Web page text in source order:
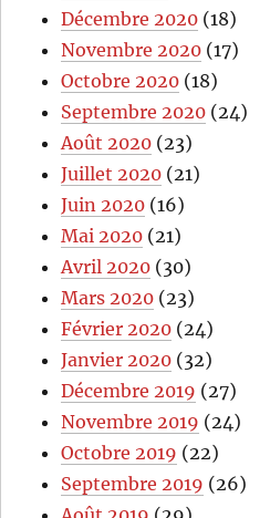
Décembre 2020 (18)
Novembre 2020 (17)
Octobre 2020 (18)
Septembre 2020 (24)
Août 2020 (23)
Juillet 2020 (21)
Juin 2020 (16)
Mai 2020 (21)
Avril 2020 (30)
Mars 2020 (23)
Février 2020 (24)
Janvier 2020 (32)
Décembre 2019 (27)
Novembre 2019 (24)
Octobre 2019 (22)
Septembre 2019 (26)